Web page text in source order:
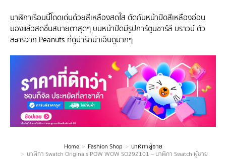
นาฬิกาเรือนนี้โดดเด่นด้วยสีเหลืองสดใส ตัดกับหน้าปัดสีเหลืองอ่อน
มองแล้วสดชื่นสบายตาสุดๆ บนหน้าปัดมีรูปการ์ตูนชาร์ลี บราวน์ ตัว
ละครจาก Peanuts ที่ดูน่ารักน่าเอ็นดูมากๆ
Home Fashion Shop
นาฬิกาผู้ชาย
นาฬิกา Swatch Originals POW WOW SO29Z101 – นาฬิกา Swatch ผู้ชาย